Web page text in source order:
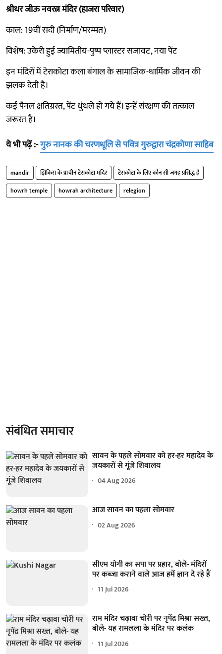
श्रीधर जीऊ नवरत्न मंदिर (हाजरा परिवार)
काल: 19वीं सदी (निर्माण/मरम्मत)
विशेष: उकेरी हुई ज्यामितीय-पुष्प प्लास्टर सजावट, नया पेंट
इन मंदिरों में टेराकोटा कला बंगाल के सामाजिक-धार्मिक जीवन की
झलक देती है।
कई पैनल क्षतिग्रस्त, पेंट धुंधले हो गये हैं। इन्हें संरक्षण की तत्काल
जरूरत है।
ये भी पढ़ें :-गुरु नानक की चरणधूलि से पवित्र गुरुद्वारा चंद्रकोणा साहिब
mandir झिकिरा के प्राचीन टेराकोटा मंदिर
टेराकोटा के लिए कौन सी जगह प्रसिद्ध है
howrh temple
howrah architecture relegion
संबंधित समाचार
सावन के पहले सोमवार को हर-हर महादेव के
जयकारों से गूंजे शिवालय
04 Aug 2026
आज सावन का पहला सोमवार
02 Aug 2026
सीएम योगी का सपा पर प्रहार, बोले- मंदिरों
पर कब्जा कराने वाले आज हमें ज्ञान दे रहे हैं
11 Jul 2026
राम मंदिर चढ़ावा चोरी पर नृपेंद्र मिश्रा सख्त,
बोले- यह रामलला के मंदिर पर कलंक
11 Jul 2026